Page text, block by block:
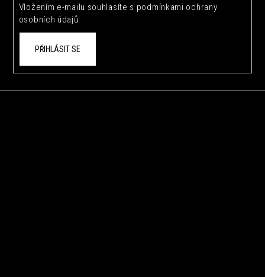
Vložením e-mailu souhlasíte s podmínkami ochrany
osobních údajů
PŘIHLÁSIT SE